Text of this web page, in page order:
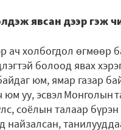
явсан дээр гэж
ач холбогдол
болоод явах
юм, ямар газар
уу, эсвэл Монголын
соёлын талаар
найзалсан,